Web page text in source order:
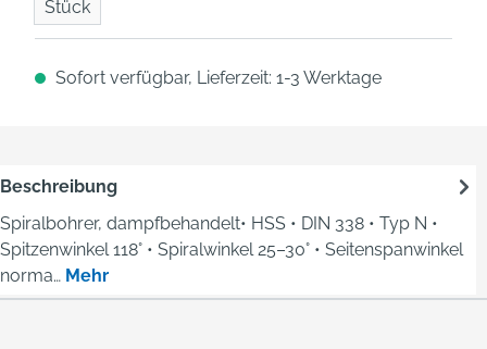
Stück
Sofort verfügbar, Lieferzeit: 1-3 Werktage
Beschreibung
Spiralbohrer, dampfbehandelt• HSS • DIN 338 • Typ N •
Spitzenwinkel 118° • Spiralwinkel 25–30° • Seitenspanwinkel
norma… Mehr